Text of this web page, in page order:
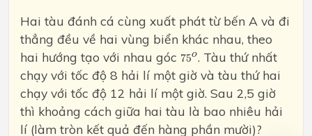
Hai tàu đánh cá cùng xuất phát từ bến A và đi
thẳng đều về hai vùng biển khác nhau, theo
hai hướng tạo với nhau góc 75o
75o. Tàu thứ nhất
chạy với tốc độ 8 hải lí một giờ và tàu thứ hai
chạy với tốc độ 12 hải lí một giờ. Sau 2,5 giờ
thì khoảng cách giữa hai tàu là bao nhiêu hải
lí (làm tròn kết quả đến hàng phần mười)?